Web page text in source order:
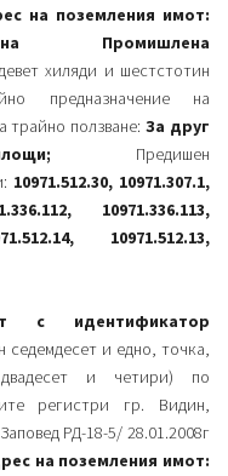
на поземления имот:
Промишлена
хиляди и шестстотин
предназначение на
трайно ползване: За друг
Предишен
10971.512.30, 10971.307.1,
10971.336.113,
10971.512.13,
с идентификатор
седемдесет и едно, точка,
и четири) по
регистри гр. Видин,
РД-18-5/ 28.01.2008г
на поземления имот: